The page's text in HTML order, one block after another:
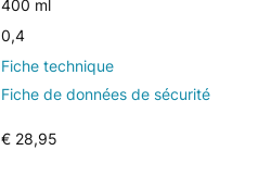
400 ml
0,4
Fiche technique
Fiche de données de sécurité
€ 28,95